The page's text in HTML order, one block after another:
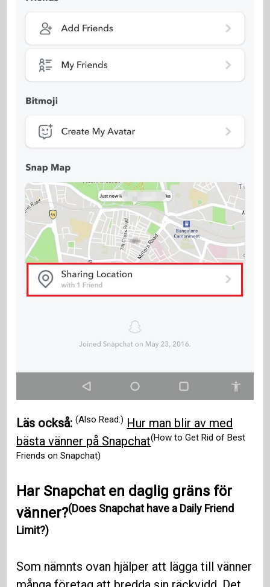
Läs också:(Also Read:) Hur man blir av med
bästa vänner på Snapchat(How to Get Rid of Best
Friends on Snapchat)
Har Snapchat en daglig gräns för
vänner?(Does Snapchat have a Daily Friend
Limit?)
Som nämnts ovan hjälper att lägga till vänner